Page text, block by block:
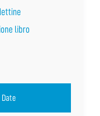
libro